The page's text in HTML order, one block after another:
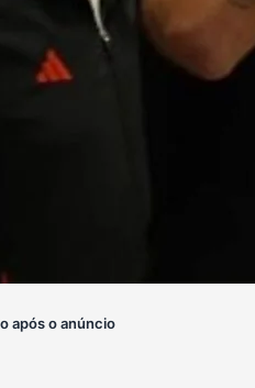
após o anúncio